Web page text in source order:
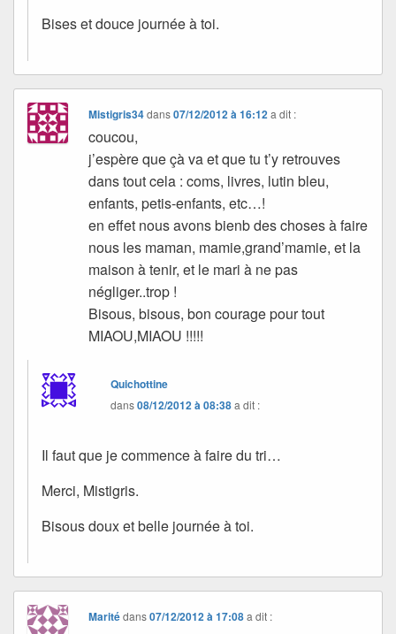
Bises et douce journée à toi.
Mistigris34dans07/12/2012 à 16:12 a dit :
coucou,
j’espère que çà va et que tu t’y retrouves
dans tout cela : coms, livres, lutin bleu,
enfants, petis-enfants, etc…!
en effet nous avons bienb des choses à faire
nous les maman, mamie,grand’mamie, et la
maison à tenir, et le mari à ne pas
négliger..trop !
Bisous, bisous, bon courage pour tout
MIAOU,MIAOU !!!!!
Quichottine
dans08/12/2012 à 08:38a dit :
Il faut que je commence à faire du tri…
Merci, Mistigris.
Bisous doux et belle journée à toi.
Maritédans07/12/2012 à 17:08 a dit :